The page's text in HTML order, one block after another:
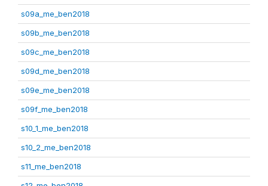
s09a_me_ben2018
s09b_me_ben2018
s09c_me_ben2018
s09d_me_ben2018
s09e_me_ben2018
s09f_me_ben2018
s10_1_me_ben2018
s10_2_me_ben2018
s11_me_ben2018